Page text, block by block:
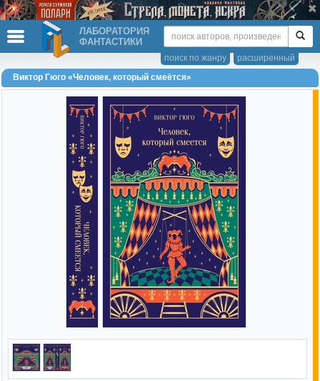
ЛАБОРАТОРИЯ
ФАНТАСТИКИ
расширенный
поиск по жанру
Виктор Гюго «Человек, который смеётся»